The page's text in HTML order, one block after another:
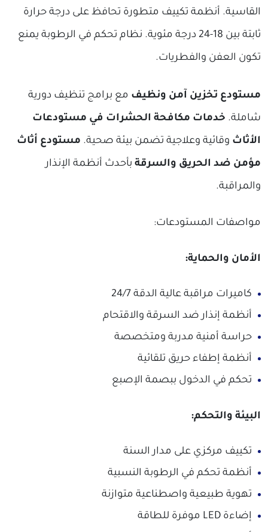
القاسية. أنظمة تكييف متطورة تحافظ على درجة حرارة
ثابتة بين 18-24 درجة مئوية. نظام تحكم في الرطوبة يمنع
تكون العفن والفطريات.
مستودع تخزين آمن ونظيف مع برامج تنظيف دورية
شاملة. خدمات مكافحة الحشرات في مستودعات
الأثاث وقائية وعلاجية تضمن بيئة صحية. مستودع أثاث
مؤمن ضد الحريق والسرقة بأحدث أنظمة الإنذار
والمراقبة.
مواصفات المستودعات:
الأمان والحماية:
كاميرات مراقبة عالية الدقة 24/7
أنظمة إنذار ضد السرقة والاقتحام
حراسة أمنية مدربة ومتخصصة
أنظمة إطفاء حريق تلقائية
تحكم في الدخول ببصمة الإصبع
البيئة والتحكم:
تكييف مركزي على مدار السنة
أنظمة تحكم في الرطوبة النسبية
تهوية طبيعية واصطناعية متوازنة
إضاءة LED موفرة للطاقة